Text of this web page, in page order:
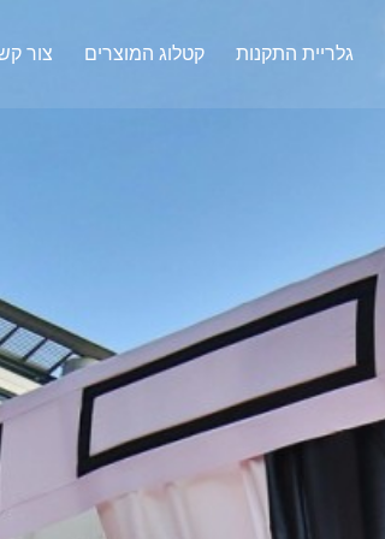
גלריית התקנות קטלוג המוצרים צור